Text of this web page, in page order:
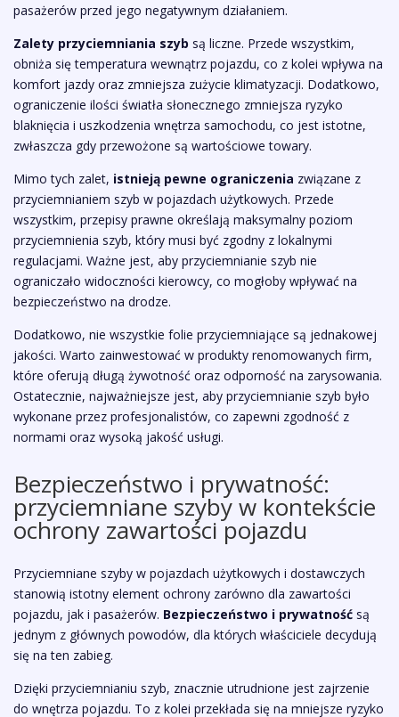
pasażerów przed jego negatywnym działaniem.
Zalety przyciemniania szyb są liczne. Przede wszystkim,
obniża się temperatura wewnątrz pojazdu, co z kolei wpływa na
komfort jazdy oraz zmniejsza zużycie klimatyzacji. Dodatkowo,
ograniczenie ilości światła słonecznego zmniejsza ryzyko
blaknięcia i uszkodzenia wnętrza samochodu, co jest istotne,
zwłaszcza gdy przewożone są wartościowe towary.
Mimo tych zalet, istnieją pewne ograniczenia związane z
przyciemnianiem szyb w pojazdach użytkowych. Przede
wszystkim, przepisy prawne określają maksymalny poziom
przyciemnienia szyb, który musi być zgodny z lokalnymi
regulacjami. Ważne jest, aby przyciemnianie szyb nie
ograniczało widoczności kierowcy, co mogłoby wpływać na
bezpieczeństwo na drodze.
Dodatkowo, nie wszystkie folie przyciemniające są jednakowej
jakości. Warto zainwestować w produkty renomowanych firm,
które oferują długą żywotność oraz odporność na zarysowania.
Ostatecznie, najważniejsze jest, aby przyciemnianie szyb było
wykonane przez profesjonalistów, co zapewni zgodność z
normami oraz wysoką jakość usługi.
Bezpieczeństwo i prywatność:
przyciemniane szyby w kontekście
ochrony zawartości pojazdu
Przyciemniane szyby w pojazdach użytkowych i dostawczych
stanowią istotny element ochrony zarówno dla zawartości
pojazdu, jak i pasażerów. Bezpieczeństwo i prywatność są
jednym z głównych powodów, dla których właściciele decydują
się na ten zabieg.
Dzięki przyciemnianiu szyb, znacznie utrudnione jest zajrzenie
do wnętrza pojazdu. To z kolei przekłada się na mniejsze ryzyko